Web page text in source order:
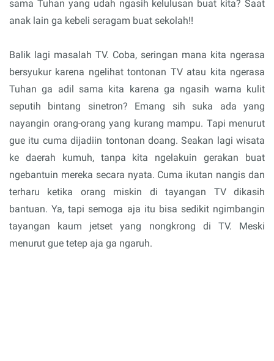
sama Tuhan yang udah ngasih kelulusan buat kita? Saat
anak lain ga kebeli seragam buat sekolah!!
Balik lagi masalah TV. Coba, seringan mana kita ngerasa
bersyukur karena ngelihat tontonan TV atau kita ngerasa
Tuhan ga adil sama kita karena ga ngasih warna kulit
seputih bintang sinetron? Emang sih suka ada yang
nayangin orang-orang yang kurang mampu. Tapi menurut
gue itu cuma dijadiin tontonan doang. Seakan lagi wisata
ke daerah kumuh, tanpa kita ngelakuin gerakan buat
ngebantuin mereka secara nyata. Cuma ikutan nangis dan
terharu ketika orang miskin di tayangan TV dikasih
bantuan. Ya, tapi semoga aja itu bisa sedikit ngimbangin
tayangan kaum jetset yang nongkrong di TV. Meski
menurut gue tetep aja ga ngaruh.